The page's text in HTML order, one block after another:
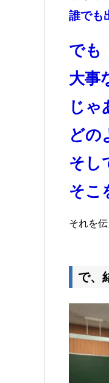
誰でも
でも
大事
じゃ
どの
そし
そこ
それを伝
で、